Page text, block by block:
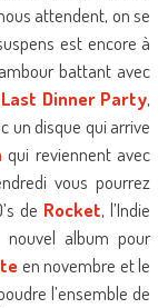
attendent, on se
est encore à
battant avec
Dinner Party,
un disque qui arrive
qui reviennent avec
vous pourrez
de Rocket, l’Indie
album pour
en novembre et le
l’ensemble de